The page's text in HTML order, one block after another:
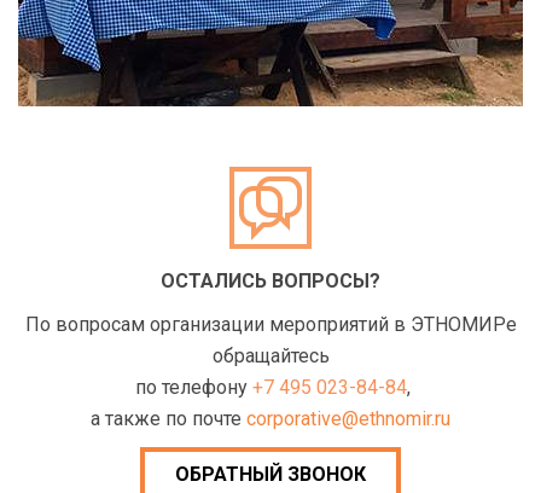
ОСТАЛИСЬ ВОПРОСЫ?
По вопросам организации мероприятий в ЭТНОМИРе
обращайтесь
по телефону +7 495 023-84-84,
а также по почте corporative@ethnomir.ru
ОБРАТНЫЙ ЗВОНОК